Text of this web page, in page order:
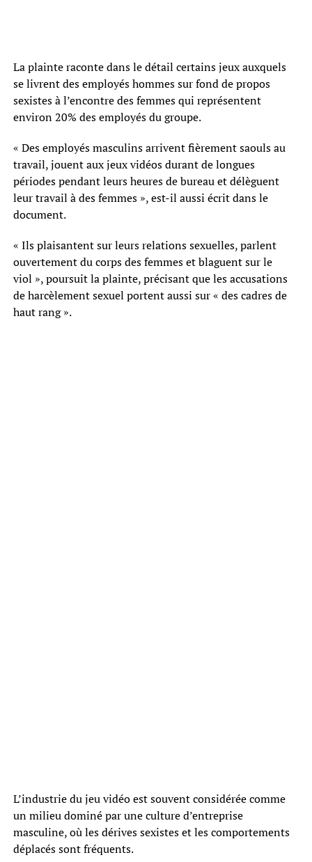
La plainte raconte dans le détail certains jeux auxquels
se livrent des employés hommes sur fond de propos
sexistes à l’encontre des femmes qui représentent
environ 20% des employés du groupe.
« Des employés masculins arrivent fièrement saouls au
travail, jouent aux jeux vidéos durant de longues
périodes pendant leurs heures de bureau et délèguent
leur travail à des femmes », est-il aussi écrit dans le
document.
« Ils plaisantent sur leurs relations sexuelles, parlent
ouvertement du corps des femmes et blaguent sur le
viol », poursuit la plainte, précisant que les accusations
de harcèlement sexuel portent aussi sur « des cadres de
haut rang ».
L’industrie du jeu vidéo est souvent considérée comme
un milieu dominé par une culture d’entreprise
masculine, où les dérives sexistes et les comportements
déplacés sont fréquents.